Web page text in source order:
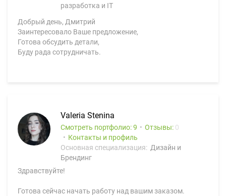
разработка и IT
Добрый день, Дмитрий
Заинтересовало Ваше предложение,
Готова обсудить детали,
Буду рада сотрудничать.
Valeria Stenina
Смотреть портфолио: 9 Отзывы: 0
Контакты и профиль
Основная специализация: Дизайн и
Брендинг
Здравствуйте!
Готова сейчас начать работу над вашим заказом.